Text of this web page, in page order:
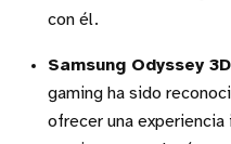
con él.
Samsung Odyssey
gaming ha sido
ofrecer una